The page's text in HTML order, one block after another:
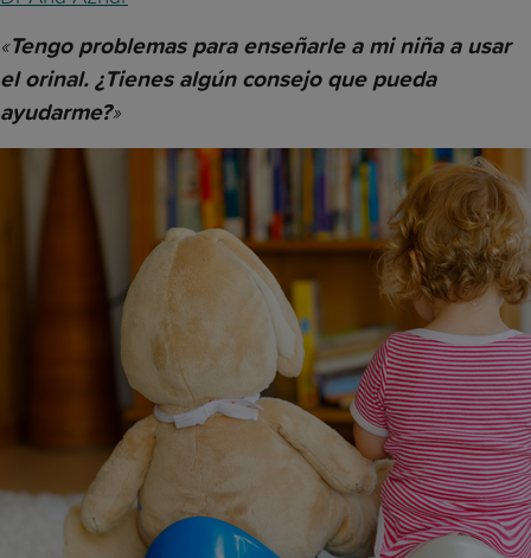
«Tengo problemas para enseñarle a mi niña a usar
el orinal. ¿Tienes algún consejo que pueda
ayudarme?»